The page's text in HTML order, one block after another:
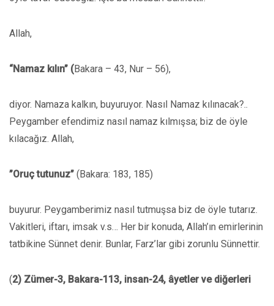
Allah,
“Namaz kılın” (Bakara – 43, Nur – 56),
diyor. Namaza kalkın, buyuruyor. Nasıl Namaz kılınacak?..
Peygamber efendimiz nasıl namaz kılmışsa; biz de öyle
kılacağız. Allah,
”Oruç tutunuz” (Bakara: 183, 185)
buyurur. Peygamberimiz nasıl tutmuşsa biz de öyle tutarız.
Vakitleri, iftarı, imsak v.s… Her bir konuda, Allah’ın emirlerinin
tatbikine Sünnet denir. Bunlar, Farz’lar gibi zorunlu Sünnettir.
(2) Zümer-3, Bakara-113, insan-24, âyetler ve diğerleri